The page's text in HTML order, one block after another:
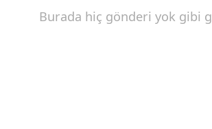
Burada hiç gönderi yok gibi